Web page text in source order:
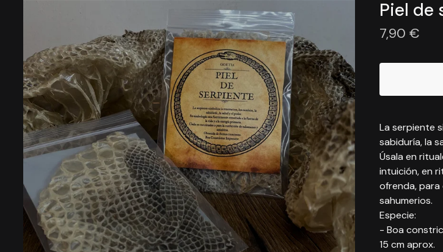
Piel de
7,90€
La serpiente
sabiduría, la
Úsala en
intuición, en
ofrenda,
sahumerios.
Especie:
- Boa
15 cm aprox.